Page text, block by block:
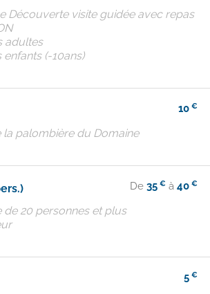
Découverte visite guidée avec repas
adultes
(-10ans)
10 €
la palombière du Domaine
De35 € à40 €
de 20 personnes et plus
5 €